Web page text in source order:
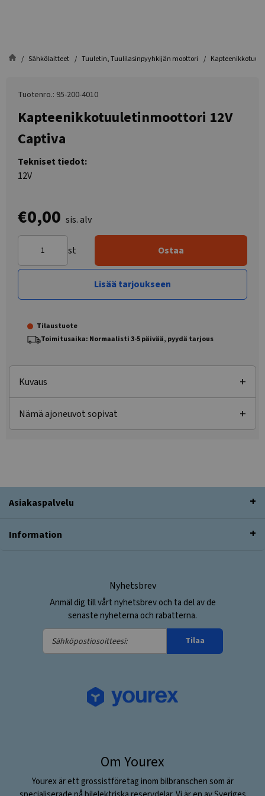
Sähkölaitteet Tuuletin, Tuulilasinpyyhkijän moottori
Tuotenro.: 95-200-4010
Kapteenikkotuuletinmoottori 12V
Captiva
Tekniset tiedot:
12V
€0,00 sis. alv
st Ostaa
Lisää tarjoukseen
Tilaustuote
Toimitusaika: Normaalisti 3-5 päivää, pyydä tarjous
Kuvaus
Nämä ajoneuvot sopivat
Asiakaspalvelu
Information
Nyhetsbrev
Anmäl dig till vårt nyhetsbrev och ta del av de
senaste nyheterna och rabatterna.
Sähköpostiosoitteesi:
Tilaa
Om Yourex
Yourex är ett grossistföretag inom bilbranschen som är